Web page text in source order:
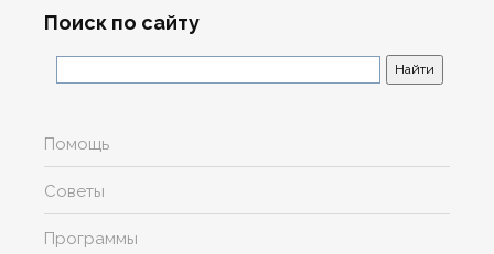
Поиск по сайту
Помощь
Советы
Программы